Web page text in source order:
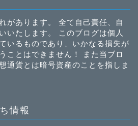
があります。 全て自己責任、自
いたします。 このブログは個人
いるものであり、いかなる損失が
ことはできません！ また当ブロ
通貨とは暗号資産のことを指しま
情報